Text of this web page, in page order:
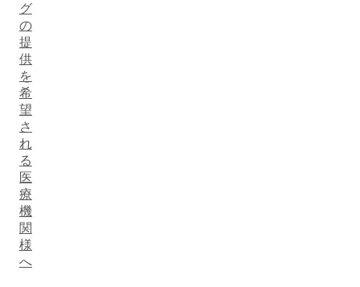
グ
の
提
供
を
希
望
さ
れ
る
医
療
機
関
様
へ